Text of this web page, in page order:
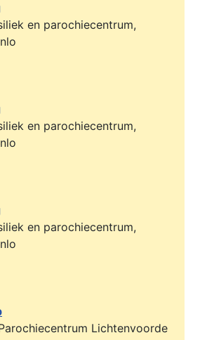
en parochiecentrum,
en parochiecentrum,
en parochiecentrum,
Lichtenvoorde